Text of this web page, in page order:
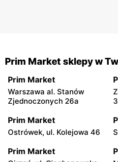
Prim Market sklepy w
Prim Market
Warszawa al. Stanów
Zjednoczonych 26a
Prim Market
Ostrówek, ul. Kolejowa 46
Prim Market